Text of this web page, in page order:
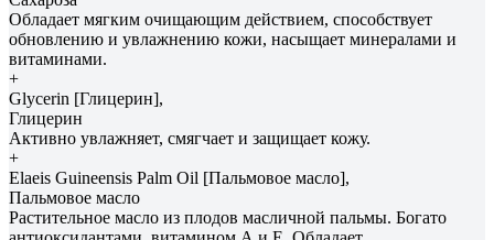
Обладает мягким очищающим действием, способствует
обновлению и увлажнению кожи, насыщает минералами и
витаминами.
+
Glycerin [Глицерин],
Глицерин
Активно увлажняет, смягчает и защищает кожу.
+
Elaeis Guineensis Palm Oil [Пальмовое масло],
Пальмовое масло
Растительное масло из плодов масличной пальмы. Богато